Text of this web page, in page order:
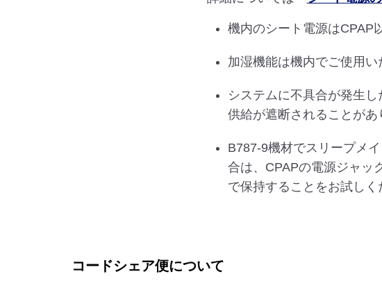
機内のシート電源はCPAP
加湿機能は機内でご使用い
システムに不具合が発生
供給が遮断されることがあ
B787-9機材でスリープメ
合は、CPAPの電源ジャッ
で保持することをお試しく
コードシェア便について